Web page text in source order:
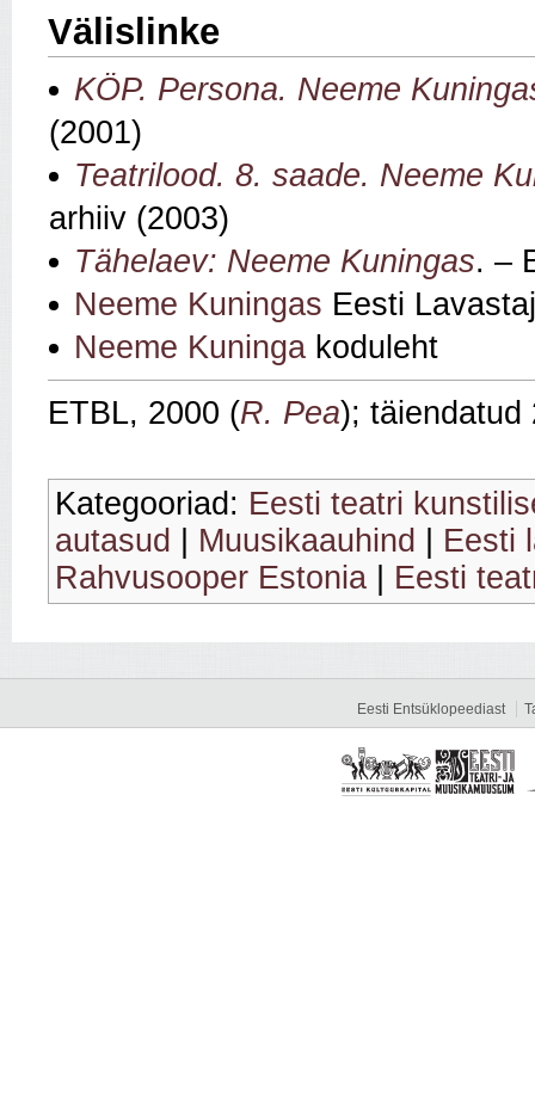
Välislinke
KÖP. Persona. Neeme
(2001)
Teatrilood. 8. saade. Neeme
arhiiv (2003)
Tähelaev: Neeme Kuningas. –
Neeme Kuningas Eesti
Neeme Kuninga koduleht
ETBL, 2000 (R. Pea); täiendatud
Kategooriad: Eesti teatri
autasud
Muusikaauhind
Eesti
Rahvusooper Estonia
Eesti
Eesti Entsüklopeediast